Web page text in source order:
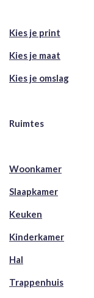
Kies je print
Kies je maat
Kies je omslag
Ruimtes
Woonkamer
Slaapkamer
Keuken
Kinderkamer
Hal
Trappenhuis